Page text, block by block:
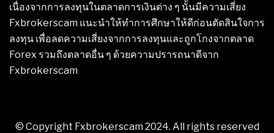
เนื่องจากการลงทุนในตลาดการเงินต่าง ๆ นั้นมีความเสี่ยง
Fxbrokerscam แนะนำให้ทำการศึกษาให้ดีก่อนตัดสินใจการ
ลงทุน เพื่อลดความเสี่ยงจากการลงทุนและถูกโกงจากตลาด
Forex รวมถึงตลาดอื่น ๆ ด้วยความปรารถนาดีจาก
Fxbrokerscam
© Copyright Fxbrokerscam 2024. All rights reserved